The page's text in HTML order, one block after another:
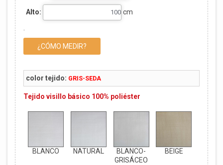
Alto:
cm
.
¿CÓMO MEDIR?
color tejido: GRIS-SEDA
Tejido visillo básico 100% poliéster
BLANCO NATURAL
BLANCO-
GRISÁCEO
BEIGE